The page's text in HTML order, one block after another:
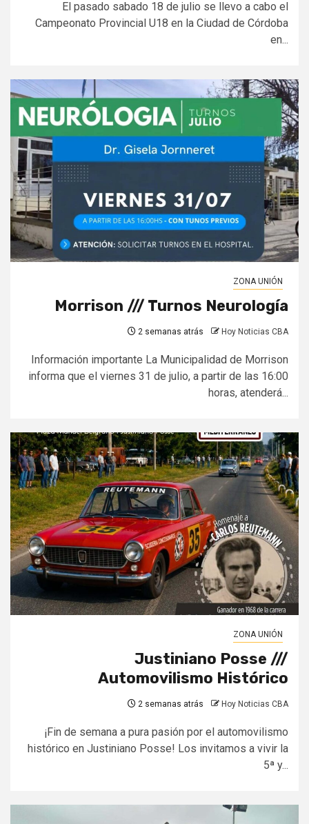
El pasado sabado 18 de julio se llevo a cabo el
Campeonato Provincial U18 en la Ciudad de Córdoba
en...
ZONA UNIÓN
Morrison /// Turnos Neurología
2 semanas atrás Hoy Noticias CBA
Información importante La Municipalidad de Morrison
informa que el viernes 31 de julio, a partir de las 16:00
horas, atenderá...
ZONA UNIÓN
Justiniano Posse ///
Automovilismo Histórico
2 semanas atrás Hoy Noticias CBA
¡Fin de semana a pura pasión por el automovilismo
histórico en Justiniano Posse! Los invitamos a vivir la
5ª y...